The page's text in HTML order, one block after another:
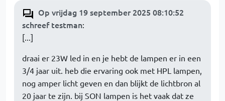
Op vrijdag 19 september 2025 08:10:52
schreef testman:
[...]
draai er 23W led in en je hebt de lampen er in een
3/4 jaar uit. heb die ervaring ook met HPL lampen,
nog amper licht geven en dan blijkt de lichtbron al
20 jaar te zijn. bij SON lampen is het vaak dat ze